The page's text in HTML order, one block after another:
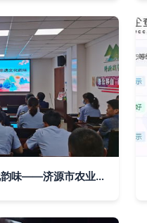
品传统节日之美 传非遗文化韵味——济源市农业综合行政执法支队组织开展“我们的节日·七夕”主题活动